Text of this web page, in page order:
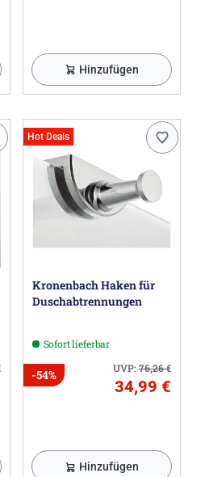
Hinzufügen
Hot Deals
Kronenbach Haken für
Duschabtrennungen
Sofort lieferbar
UVP:76,26€
-54%
34,99 €
Hinzufügen